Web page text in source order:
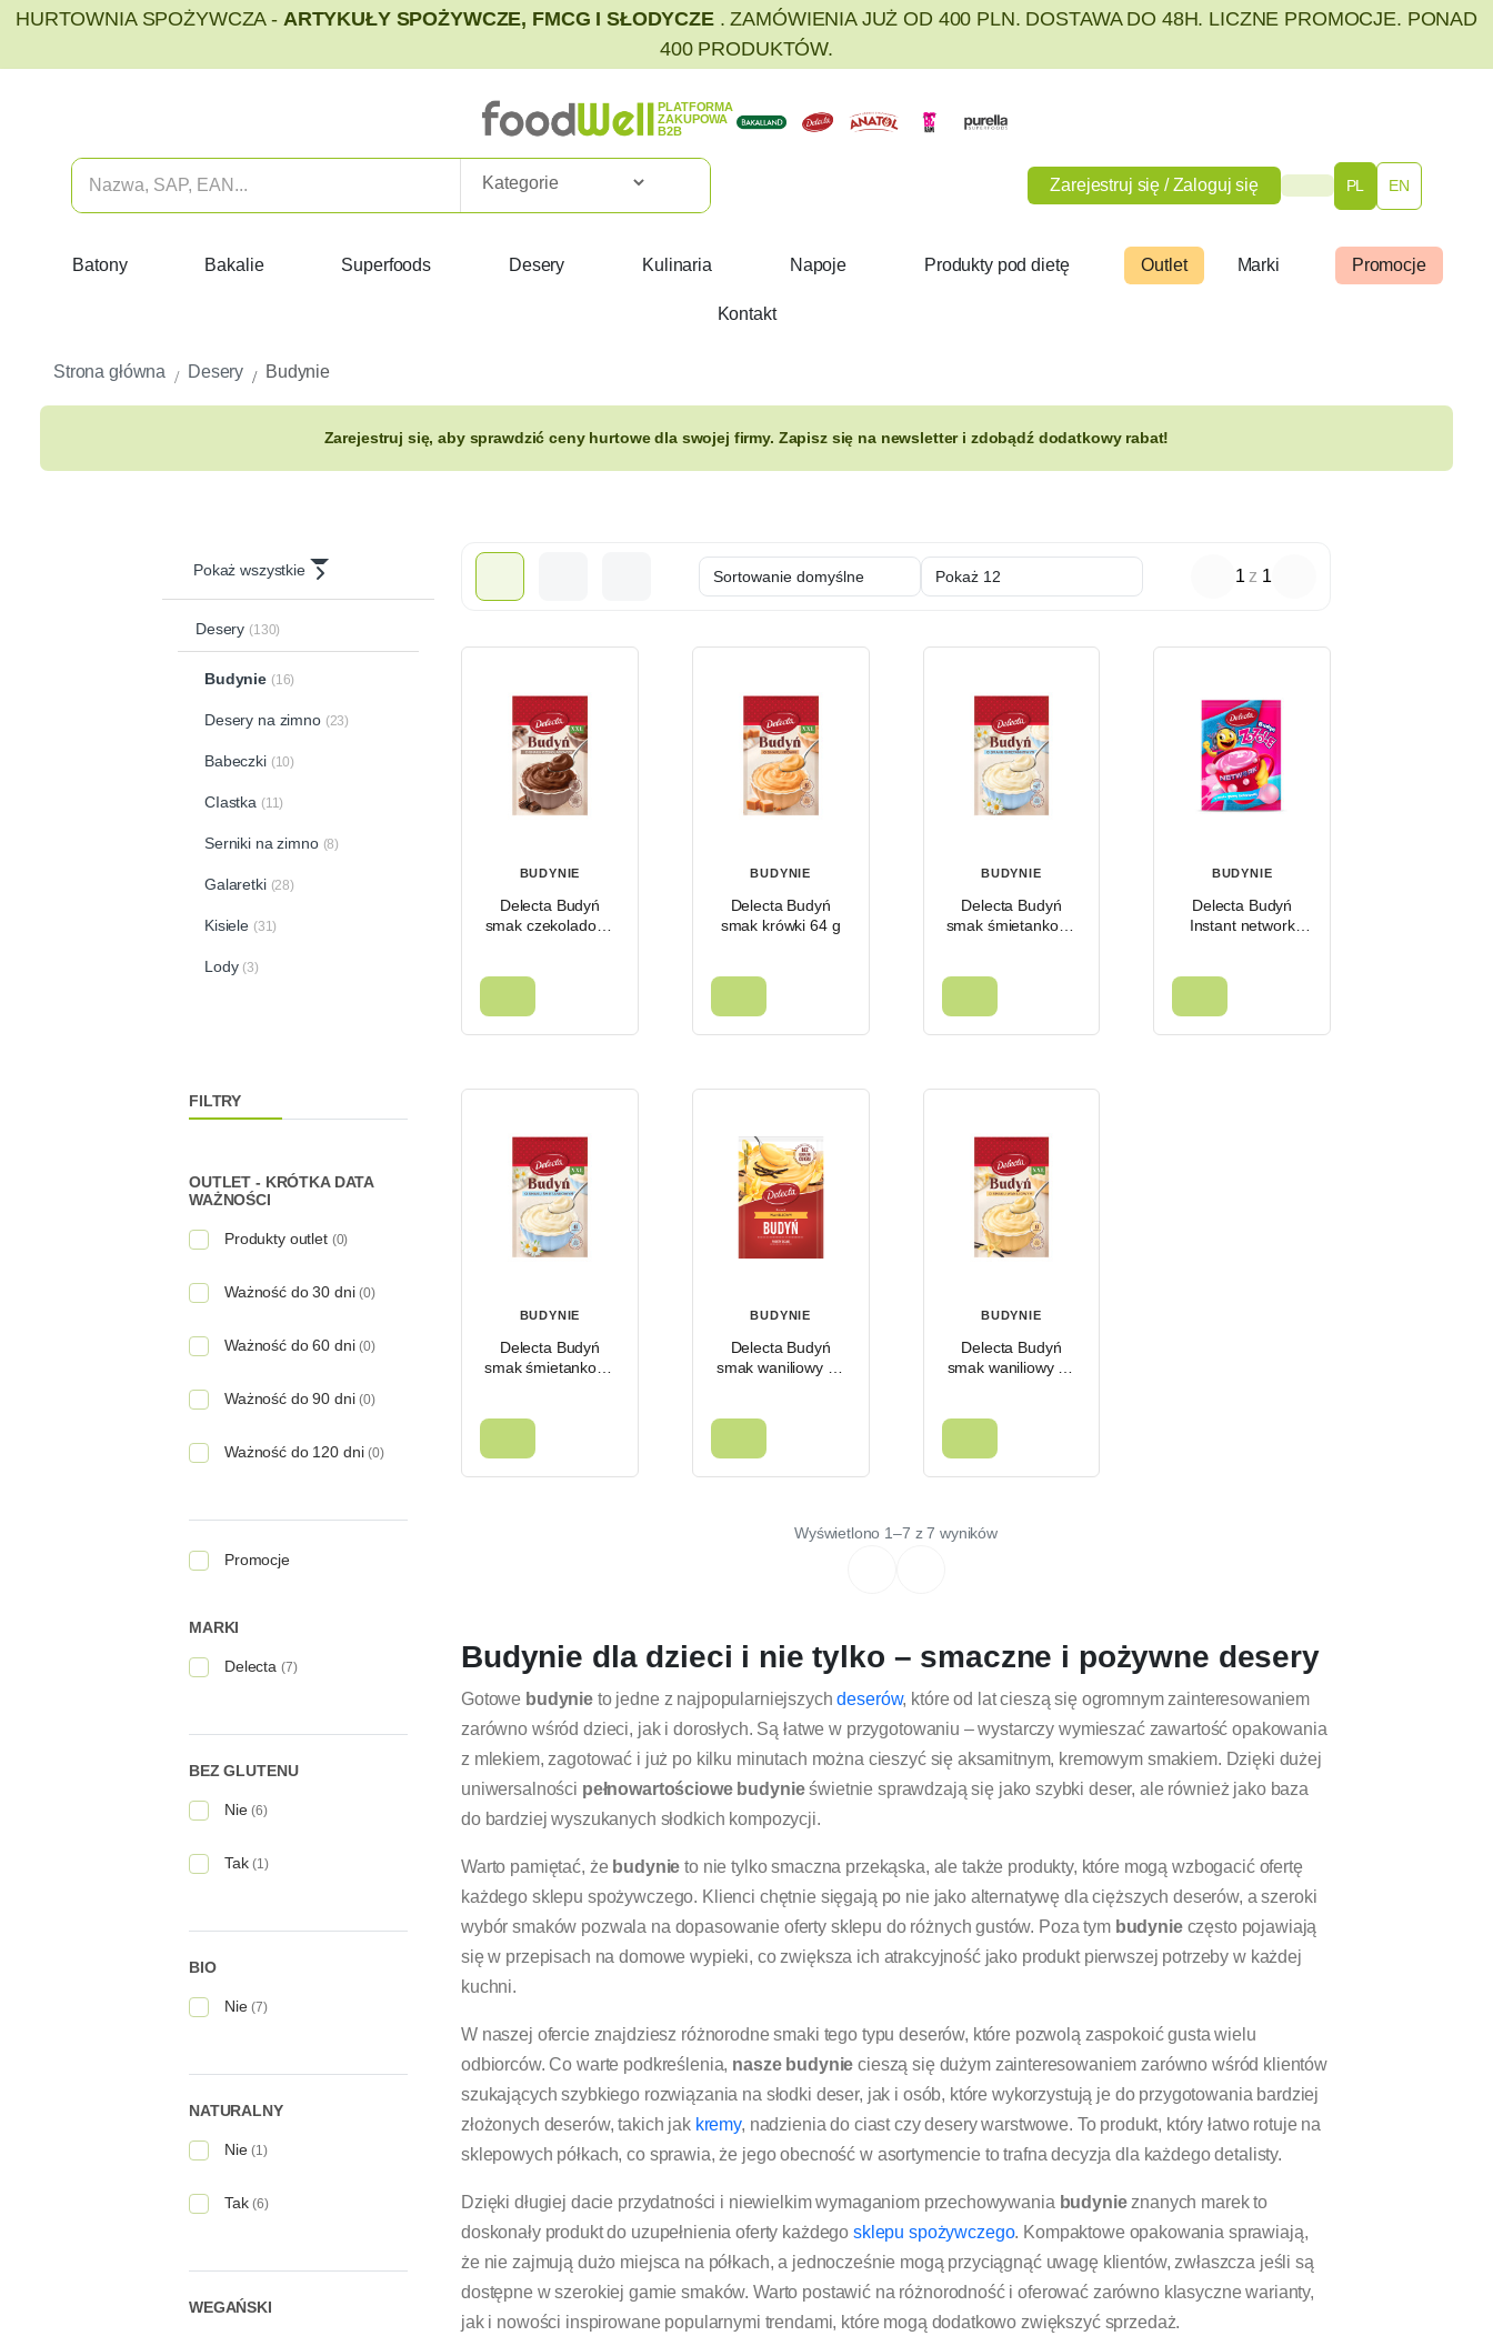
HURTOWNIA SPOŻYWCZA - ARTYKUŁY SPOŻYWCZE, FMCG I SŁODYCZE . ZAMÓWIENIA JUŻ OD 400 PLN. DOSTAWA DO 48H. LICZNE PROMOCJE. PONAD
400 PRODUKTÓW.
PLATFORMA
ZAKUPOWA
B2B
Zarejestruj się / Zaloguj się PL EN
Batony Bakalie Superfoods Desery Kulinaria Napoje Produkty pod dietę Outlet Marki Promocje
Kontakt
Strona główna Desery Budynie
Zarejestruj się, aby sprawdzić ceny hurtowe dla swojej firmy. Zapisz się na newsletter i zdobądź dodatkowy rabat!
Pokaż wszystkie
Desery (130)
Budynie (16)
Desery na zimno (23)
Babeczki (10)
CIastka (11)
Serniki na zimno (8)
Galaretki (28)
Kisiele (31)
Lody (3)
FILTRY
OUTLET - KRÓTKA DATA
WAŻNOŚCI
Produkty outlet (0)
Ważność do 30 dni(0)
Ważność do 60 dni(0)
Ważność do 90 dni(0)
Ważność do 120 dni(0)
Promocje
MARKI
Delecta (7)
BEZ GLUTENU
Nie(6)
Tak(1)
BIO
Nie(7)
NATURALNY
Nie(1)
Tak(6)
WEGAŃSKI
1 z 1
BUDYNIE
Delecta Budyń
smak czekoladowy
BUDYNIE
Delecta Budyń
smak krówki 64 g
BUDYNIE
Delecta Budyń
smak śmietankowy
BUDYNIE
Delecta Budyń
Instant network
BUDYNIE
Delecta Budyń
smak śmietankowy
BUDYNIE
Delecta Budyń
smak waniliowy 40
BUDYNIE
Delecta Budyń
smak waniliowy 64
Wyświetlono 1–7 z 7 wyników
Budynie dla dzieci i nie tylko – smaczne i pożywne desery
Gotowe budynie to jedne z najpopularniejszychdeserów, które od lat cieszą się ogromnym zainteresowaniem
zarówno wśród dzieci, jak i dorosłych. Są łatwe w przygotowaniu – wystarczy wymieszać zawartość opakowania
z mlekiem, zagotować i już po kilku minutach można cieszyć się aksamitnym, kremowym smakiem. Dzięki dużej
uniwersalności pełnowartościowe budynieświetnie sprawdzają się jako szybki deser, ale również jako baza
do bardziej wyszukanych słodkich kompozycji.
Warto pamiętać, że budynieto nie tylko smaczna przekąska, ale także produkty, które mogą wzbogacić ofertę
każdego sklepu spożywczego. Klienci chętnie sięgają po nie jako alternatywę dla cięższych deserów, a szeroki
wybór smaków pozwala na dopasowanie oferty sklepu do różnych gustów. Poza tym budynie często pojawiają
się w przepisach na domowe wypieki, co zwiększa ich atrakcyjność jako produkt pierwszej potrzeby w każdej
kuchni.
W naszej ofercie znajdziesz różnorodne smaki tego typu deserów, które pozwolą zaspokoić gusta wielu
odbiorców. Co warte podkreślenia, nasze budyniecieszą się dużym zainteresowaniem zarówno wśród klientów
szukających szybkiego rozwiązania na słodki deser, jak i osób, które wykorzystują je do przygotowania bardziej
złożonych deserów, takich jak kremy, nadzienia do ciast czy desery warstwowe. To produkt, który łatwo rotuje na
sklepowych półkach, co sprawia, że jego obecność w asortymencie to trafna decyzja dla każdego detalisty.
Dzięki długiej dacie przydatności i niewielkim wymaganiom przechowywania budynie znanych marek to
doskonały produkt do uzupełnienia oferty każdego sklepu spożywczego. Kompaktowe opakowania sprawiają,
że nie zajmują dużo miejsca na półkach, a jednocześnie mogą przyciągnąć uwagę klientów, zwłaszcza jeśli są
dostępne w szerokiej gamie smaków. Warto postawić na różnorodność i oferować zarówno klasyczne warianty,
jak i nowości inspirowane popularnymi trendami, które mogą dodatkowo zwiększyć sprzedaż.